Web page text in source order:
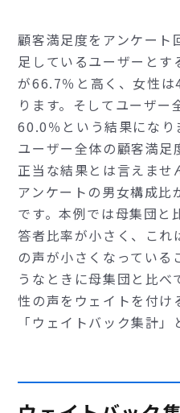
顧客満足度をアンケート
足しているユーザーとす
が66.7％と高く、女性
ります。そしてユーザー
60.0％という結果になり
ユーザー全体の顧客満
正当な結果とは言えませ
アンケートの男女構成比
です。本例では母集団と
答者比率が小さく、こ
の声が小さくなっている
うなときに母集団と比べ
性の声をウェイトを付け
「ウェイトバック集計」